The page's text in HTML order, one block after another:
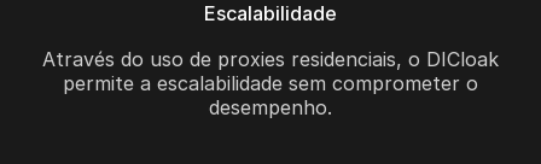
Escalabilidade
Através do uso de proxies residenciais, o DICloak
permite a escalabilidade sem comprometer o
desempenho.